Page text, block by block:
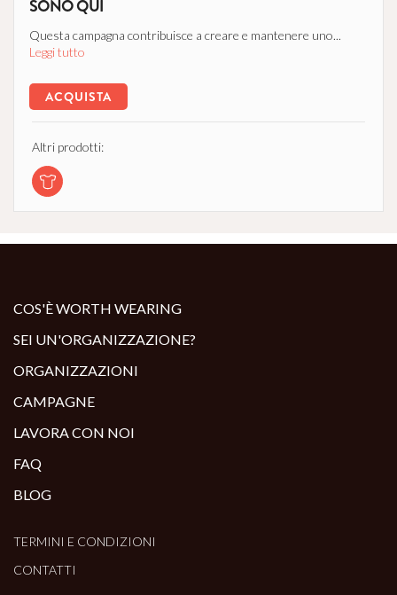
SONO QUI
Questa campagna contribuisce a creare e mantenere uno...
Leggi tutto
ACQUISTA
Altri prodotti:
COS'È WORTH WEARING
SEI UN'ORGANIZZAZIONE?
ORGANIZZAZIONI
CAMPAGNE
LAVORA CON NOI
FAQ
BLOG
TERMINI E CONDIZIONI
CONTATTI